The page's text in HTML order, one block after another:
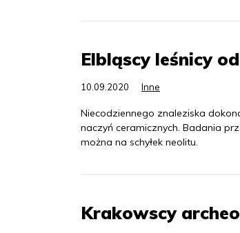
Elbląscy leśnicy
10.09.2020 Inne
Niecodziennego znaleziska
naczyń ceramicznych. Badania
można na schyłek neolitu.
Krakowscy